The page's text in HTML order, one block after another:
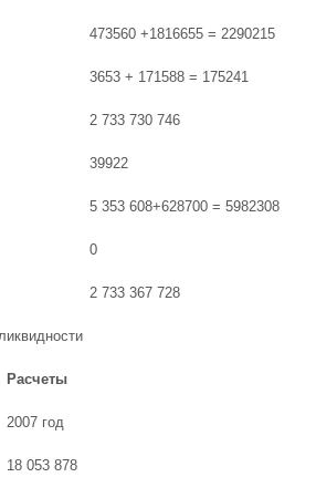
473560 +1816655 = 2290215
3653 + 171588 = 175241
2 733 730 746
39922
5 353 608+628700 = 5982308
0
2 733 367 728
Расчеты
2007 год
18 053 878